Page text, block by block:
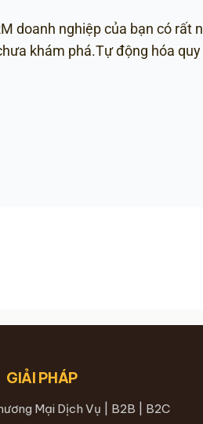
doanh nghiệp của bạn có
khám phá.Tự động hóa
GIẢI PHÁP
Mại Dịch Vụ | B2B | B2C